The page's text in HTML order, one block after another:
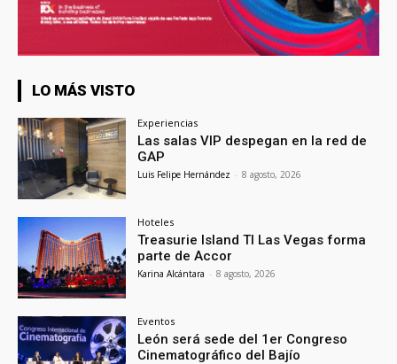
LO MÁS VISTO
Experiencias
Las salas VIP despegan en la red de
GAP
Luis Felipe Hernández - 8 agosto, 2026
Hoteles
Treasurie Island TI Las Vegas forma
parte de Accor
Karina Alcántara - 8 agosto, 2026
Eventos
León será sede del 1er Congreso
Cinematográfico del Bajío